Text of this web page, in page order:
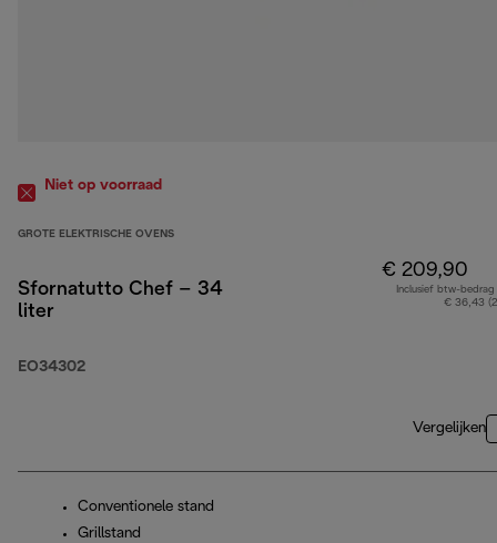
Niet op voorraad
GROTE ELEKTRISCHE OVENS
Sfornatutto Chef – 34
liter
EO34302
€ 209,90
Inclusief btw-bedrag
€ 36,43
Vergelijken
Conventionele stand
Grillstand